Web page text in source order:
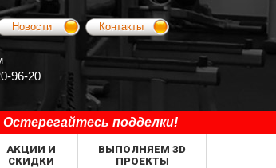
Новости Контакты
96-20
подделки!
ВЫПОЛНЯЕМ 3D
ПРОЕКТЫ
АКЦИИ И
СКИДКИ